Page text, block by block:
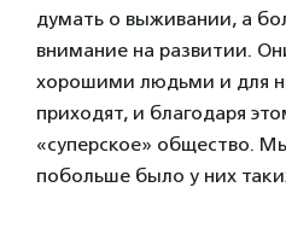
думать о выживании, а
внимание на развитии.
хорошими людьми и для
приходят, и благодаря
«суперское» общество.
побольше было у них